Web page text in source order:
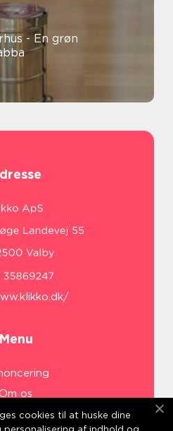
- En grøn
Menu
os
cookies til at huske dine